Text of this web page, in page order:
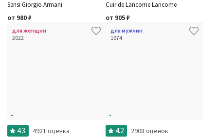
Sensi Giorgio Armani
от 980₽
Cuir de Lancome Lancome
от 905₽
для женщин
2022
4.3 4921 оценка
для мужчин
1974
4.2 2908 оценок